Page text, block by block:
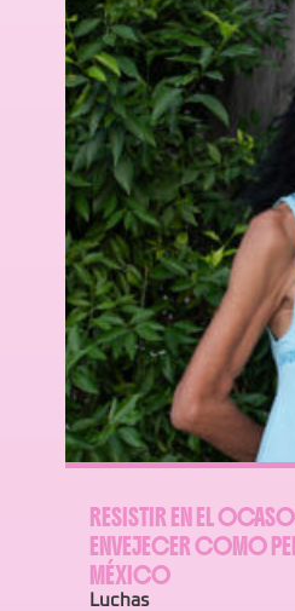
RESISTIR EN EL
ENVEJECER COMO
MÉXICO
Luchas